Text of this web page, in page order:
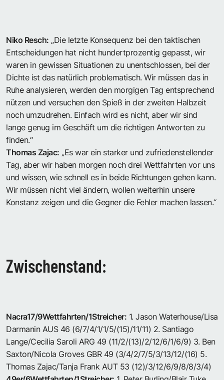
Niko Resch: „Die letzte Konsequenz bei den taktischen
Entscheidungen hat nicht hundertprozentig gepasst, wir
waren in gewissen Situationen zu unentschlossen, bei der
Dichte ist das natürlich problematisch. Wir müssen das in
Ruhe analysieren, werden den morgigen Tag entsprechend
nützen und versuchen den Spieß in der zweiten Halbzeit
noch umzudrehen. Einfach wird es nicht, aber wir sind
lange genug im Geschäft um die richtigen Antworten zu
finden.“
Thomas Zajac: „Es war ein starker und zufriedenstellender
Tag, aber wir haben morgen noch drei Wettfahrten vor uns
und wissen, wie schnell es in beide Richtungen gehen kann.
Wir müssen nicht viel ändern, wollen weiterhin unsere
Konstanz zeigen und die Gegner die Fehler machen lassen.“
Zwischenstand:
Nacra17/9Wettfahrten/1Streicher: 1. Jason Waterhouse/Lisa
Darmanin AUS 46 (6/7/4/1/1/5/(15)/11/11) 2. Santiago
Lange/Cecilia Saroli ARG 49 (11/2/(13)/2/12/6/1/6/9) 3. Ben
Saxton/Nicola Groves GBR 49 (3/4/2/7/5/3/13/12/(16) 5.
Thomas Zajac/Tanja Frank AUT 53 (12)/3/12/6/9/8/8/3/4)